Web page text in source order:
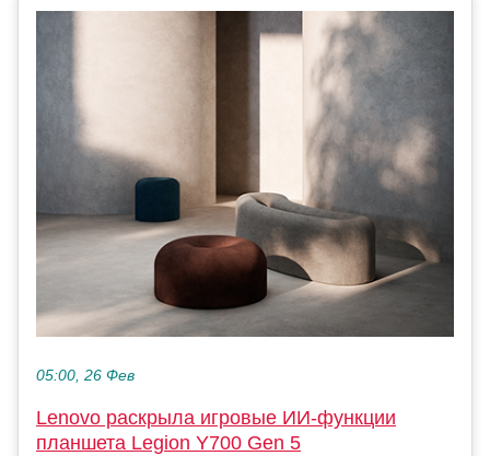
05:00, 26 Фев
Lenovo раскрыла игровые ИИ-функции
планшета Legion Y700 Gen 5